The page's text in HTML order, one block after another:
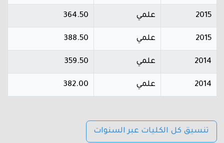
2015 علمي 364.50
2015 علمي 388.50
2014 علمي 359.50
2014 علمي 382.00
تنسيق كل الكليات عبر السنوات